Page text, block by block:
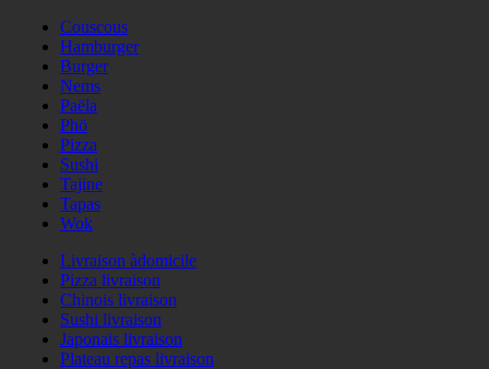
Couscous
Hamburger
Burger
Nems
Paëla
Phö
Pizza
Sushi
Tajine
Tapas
Wok
Livraison àdomicile
Pizza livraison
Chinois livraison
Sushi livraison
Japonais livraison
Plateau repas livraison